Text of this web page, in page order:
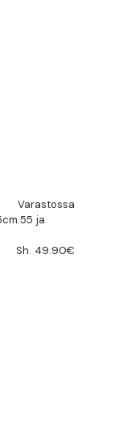
Varastossa
ja
Sh. 49.90€